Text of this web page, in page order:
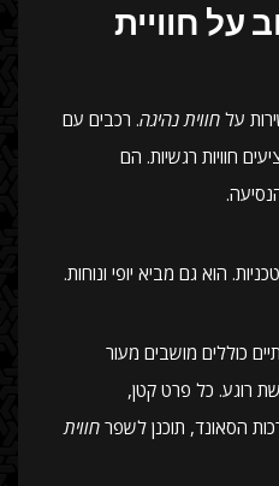
על חוויית
על חווית נהיגה. רכבים עם
חוויות רגשיות. הם
הוא גם מביא יופי ונוחות.
כוללים מושבים מעור
רוגע. כל פרט קטן,
הסאונד, תוכנן לשפר חווית